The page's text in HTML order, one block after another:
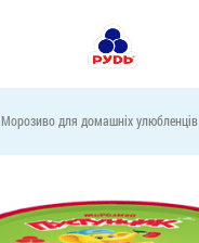
КОМПАНІЯ
Морозиво для домашніх улюбленців